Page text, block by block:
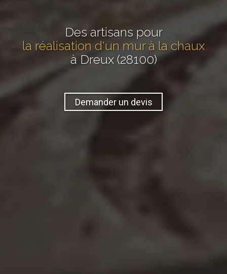
Des artisans pour
la réalisation d'un mur à la chaux
à Dreux (28100)
Demander un devis